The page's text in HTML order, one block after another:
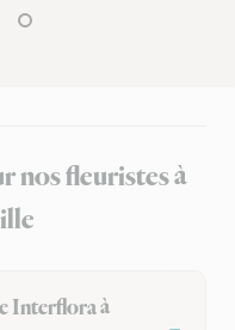
nos fleuristes à
Interflora à